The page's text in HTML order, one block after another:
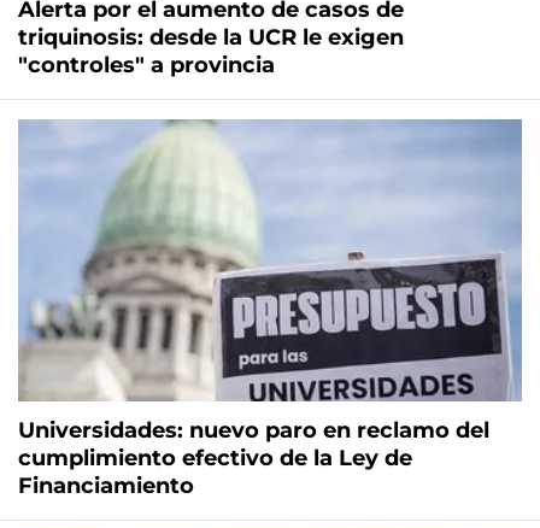
Alerta por el aumento de casos de
triquinosis: desde la UCR le exigen
"controles" a provincia
Universidades: nuevo paro en reclamo del
cumplimiento efectivo de la Ley de
Financiamiento